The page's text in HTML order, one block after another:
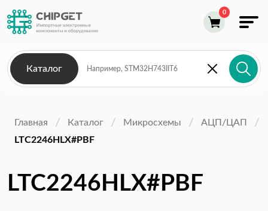
Каталог
Главная Каталог Микросхемы
АЦП/ЦАП
LTC2246HLX#PBF
LTC2246HLX#PBF